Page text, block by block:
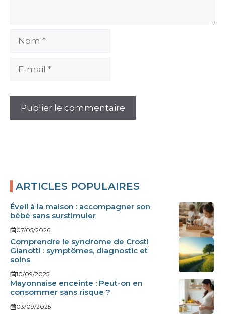
Nom
ARTICLES POPULAIRES
Éveil à la maison : accompagner son
bébé sans surstimuler
07/05/2026
Comprendre le syndrome de Crosti
Gianotti : symptômes, diagnostic et
soins
10/09/2025
Mayonnaise enceinte : Peut-on en
consommer sans risque ?
03/09/2025